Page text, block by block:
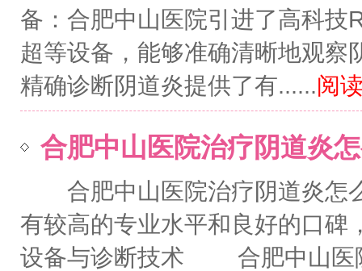
备：合肥中山医院引进了高科技
超等设备，能够准确清晰地观察
精确诊断阴道炎提供了有......阅
合肥中山医院治疗阴道炎
合肥中山医院治疗阴道炎怎
有较高的专业水平和良好的口
设备与诊断技术 合肥中山医